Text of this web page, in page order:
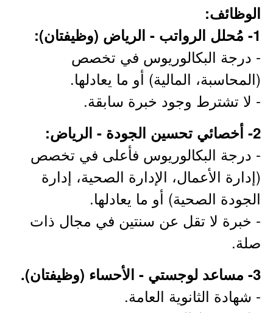
الوظائف:
1- مُحلل الرواتب - الرياض (وظيفتان):
- درجة البكالوريوس في تخصص
(المحاسبة، المالية) أو ما يعادلها.
- لا تشترط وجود خبرة سابقة.
2- أخصائي تحسين الجودة - الرياض:
- درجة البكالوريوس فأعلى في تخصص
(إدارة الأعمال، الإدارة الصحية، إدارة
الجودة الصحية) أو ما يعادلها.
- خبرة لا تقل عن سنتين في مجال ذات
صلة.
3- مساعد لوجستي - الأحساء (وظيفتان).
- شهادة الثانوية العامة.